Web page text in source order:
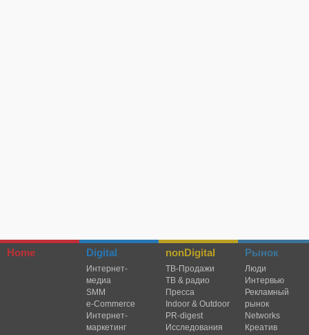
Home Digital
Интернет-
медиа
SMM
e-Commerce
Интернет-
маркетинг
nonDigital
TВ-Продажи
ТВ & радио
Пресса
Indoor & Outdoor
PR-digest
Исследования
Рынок
Люди
Интервью
Рекламный
рынок
Networks
Креатив